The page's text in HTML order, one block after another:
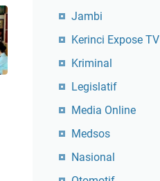
Jambi
Kerinci Expose TV
Kriminal
Legislatif
Media Online
Medsos
Nasional